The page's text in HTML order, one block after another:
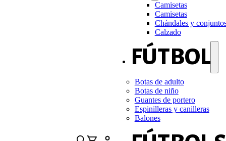
Camisetas
Camisetas
Chándales y
Calzado
FÚTBOL
Botas de adulto
Botas de niño
Guantes de portero
Espinilleras y canilleras
Balones